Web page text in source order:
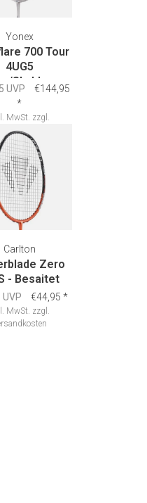
Yonex
700 Tour
4UG5
Skyblue -
Frame
UVP
€144,95
*
MwSt. zzgl.
Carlton
Zero
- Besaitet
€44,95 *
MwSt. zzgl.